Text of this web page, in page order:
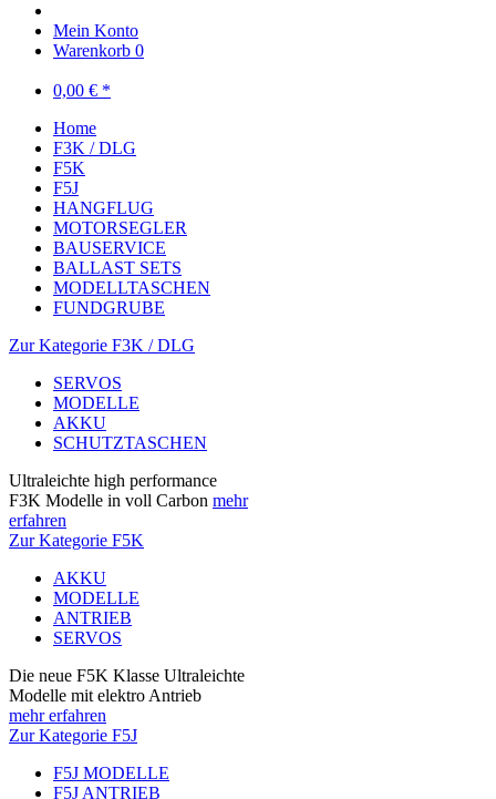
Mein Konto
Warenkorb 0
0,00 € *
Home
F3K / DLG
F5K
F5J
HANGFLUG
MOTORSEGLER
BAUSERVICE
BALLAST SETS
MODELLTASCHEN
FUNDGRUBE
Zur Kategorie F3K / DLG
SERVOS
MODELLE
AKKU
SCHUTZTASCHEN
Ultraleichte high performance
F3K Modelle in voll Carbon mehr
erfahren
Zur Kategorie F5K
AKKU
MODELLE
ANTRIEB
SERVOS
Die neue F5K Klasse Ultraleichte
Modelle mit elektro Antrieb
mehr erfahren
Zur Kategorie F5J
F5J MODELLE
F5J ANTRIEB